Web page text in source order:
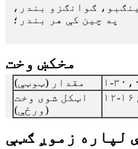
ګوانګزو بندر،
په چین کې هر بندر؛
مخکښ وخت
مقدار (ټوټې)
اټکل شوی وخت
(ورځې)
لپاره زموږ ګټې